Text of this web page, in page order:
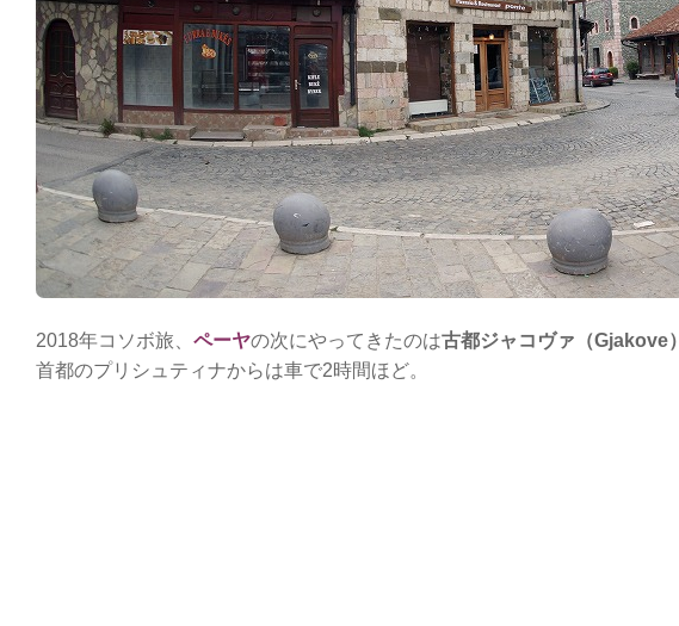
2018年コソボ旅、 ペーヤの次にやってきたのは古都ジャコヴァ（Gjakove）
首都のプリシュティナからは車で2時間ほど。